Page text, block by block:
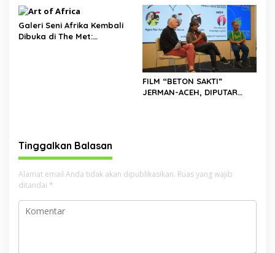
Gilo Siak Melalui Program
Residensi Seni
Galeri Seni Afrika Kembali
Dibuka di The Met:
FILM “BETON SAKTI”
JERMAN-ACEH, DIPUTAR
Tinggalkan Balasan
Alamat email Anda tidak akan dipublikasikan. Ruas yang wajib
ditandai *